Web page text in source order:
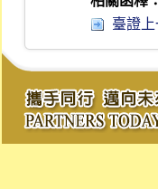
臺證